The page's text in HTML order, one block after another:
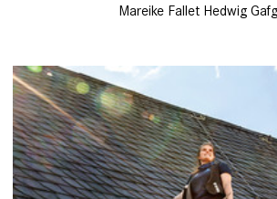
Mareike Fallet Hedwig